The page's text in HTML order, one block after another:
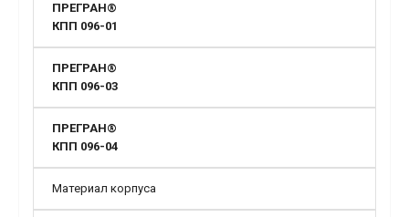
ПРЕГРАН®
КПП 096-01
ПРЕГРАН®
КПП 096-03
ПРЕГРАН®
КПП 096-04
Материал корпуса